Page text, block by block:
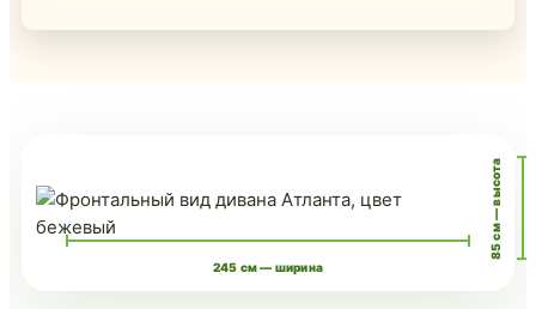
245 см — ширина
85 см — высота